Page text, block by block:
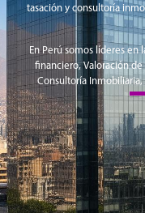
tasación y consultoría
En Perú somos líderes en
financiero, Valoración de
Consultoría Inmobiliaria,